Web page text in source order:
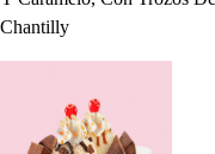
Chantilly